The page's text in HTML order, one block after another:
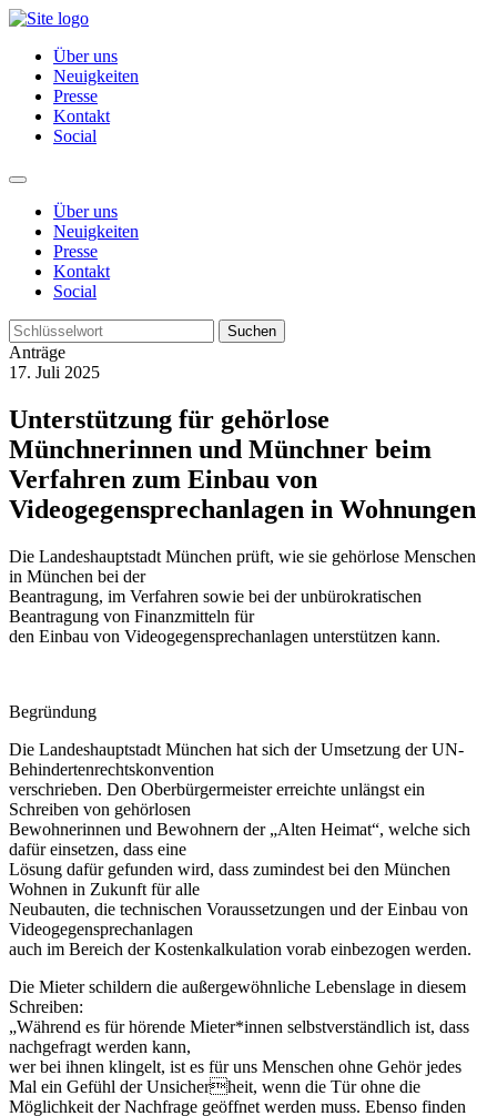
Über uns
Neuigkeiten
Presse
Kontakt
Social
Über uns
Neuigkeiten
Presse
Kontakt
Social
Suchen
Anträge
17. Juli 2025
Unterstützung für gehörlose
Münchnerinnen und Münchner beim
Verfahren zum Einbau von
Videogegensprechanlagen in Wohnungen
Die Landeshauptstadt München prüft, wie sie gehörlose Menschen
in München bei der
Beantragung, im Verfahren sowie bei der unbürokratischen
Beantragung von Finanzmitteln für
den Einbau von Videogegensprechanlagen unterstützen kann.
Begründung
Die Landeshauptstadt München hat sich der Umsetzung der UN-
Behindertenrechtskonvention
verschrieben. Den Oberbürgermeister erreichte unlängst ein
Schreiben von gehörlosen
Bewohnerinnen und Bewohnern der „Alten Heimat“, welche sich
dafür einsetzen, dass eine
Lösung dafür gefunden wird, dass zumindest bei den München
Wohnen in Zukunft für alle
Neubauten, die technischen Voraussetzungen und der Einbau von
Videogegensprechanlagen
auch im Bereich der Kostenkalkulation vorab einbezogen werden.
Die Mieter schildern die außergewöhnliche Lebenslage in diesem
Schreiben:
„Während es für hörende Mieter*innen selbstverständlich ist, dass
nachgefragt werden kann,
wer bei ihnen klingelt, ist es für uns Menschen ohne Gehör jedes
Mal ein Gefühl der Unsicherheit, wenn die Tür ohne die
Möglichkeit der Nachfrage geöffnet werden muss. Ebenso finden